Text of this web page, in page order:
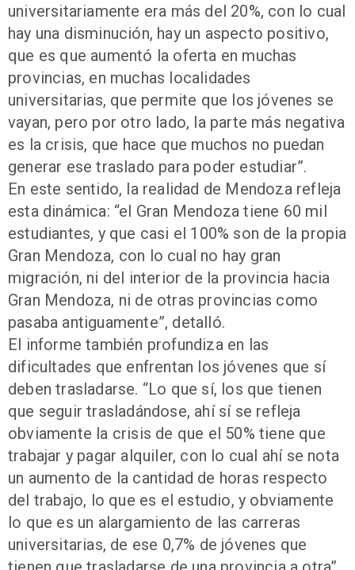
universitariamente era más del 20%, con lo cual
hay una disminución, hay un aspecto positivo,
que es que aumentó la oferta en muchas
provincias, en muchas localidades
universitarias, que permite que los jóvenes se
vayan, pero por otro lado, la parte más negativa
es la crisis, que hace que muchos no puedan
generar ese traslado para poder estudiar”.
En este sentido, la realidad de Mendoza refleja
esta dinámica: “el Gran Mendoza tiene 60 mil
estudiantes, y que casi el 100% son de la propia
Gran Mendoza, con lo cual no hay gran
migración, ni del interior de la provincia hacia
Gran Mendoza, ni de otras provincias como
pasaba antiguamente”, detalló.
El informe también profundiza en las
dificultades que enfrentan los jóvenes que sí
deben trasladarse. “Lo que sí, los que tienen
que seguir trasladándose, ahí sí se refleja
obviamente la crisis de que el 50% tiene que
trabajar y pagar alquiler, con lo cual ahí se nota
un aumento de la cantidad de horas respecto
del trabajo, lo que es el estudio, y obviamente
lo que es un alargamiento de las carreras
universitarias, de ese 0,7% de jóvenes que